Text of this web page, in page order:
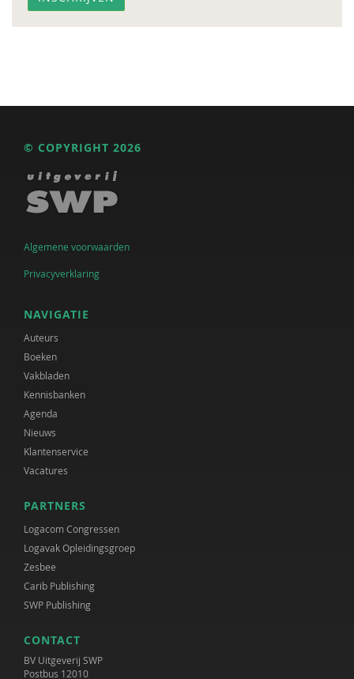
© COPYRIGHT 2026
Algemene voorwaarden
Privacyverklaring
NAVIGATIE
Auteurs
Boeken
Vakbladen
Kennisbanken
Agenda
Nieuws
Klantenservice
Vacatures
PARTNERS
Logacom Congressen
Logavak Opleidingsgroep
Zesbee
Carib Publishing
SWP Publishing
CONTACT
BV Uitgeverij SWP
Postbus 12010